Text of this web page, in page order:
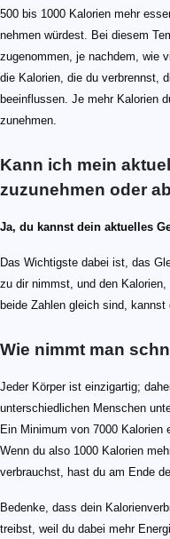
500 bis 1000 Kalorien mehr
nehmen würdest. Bei diesem
zugenommen, je nachdem, wie
die Kalorien, die du verbrennst,
beeinflussen. Je mehr Kalorien
zunehmen.
Kann ich mein
zuzunehmen oder
Ja, du kannst dein aktuelles
Das Wichtigste dabei ist, das
zu dir nimmst, und den
beide Zahlen gleich sind,
Wie nimmt man
Jeder Körper ist einzigartig;
unterschiedlichen Menschen
Ein Minimum von 7000
Wenn du also 1000 Kalorien
verbrauchst, hast du am Ende
Bedenke, dass dein
treibst, weil du dabei mehr